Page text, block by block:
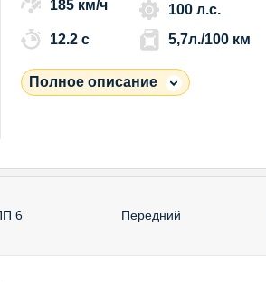
185 км/ч
100 л.с.
12.2 c
5,7л./100 км
Полное описание
6 Передний